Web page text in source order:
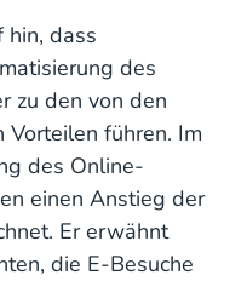
hin, dass
des
zu den von den
Vorteilen führen. Im
des Online-
einen Anstieg der
Er erwähnt
die E-Besuche